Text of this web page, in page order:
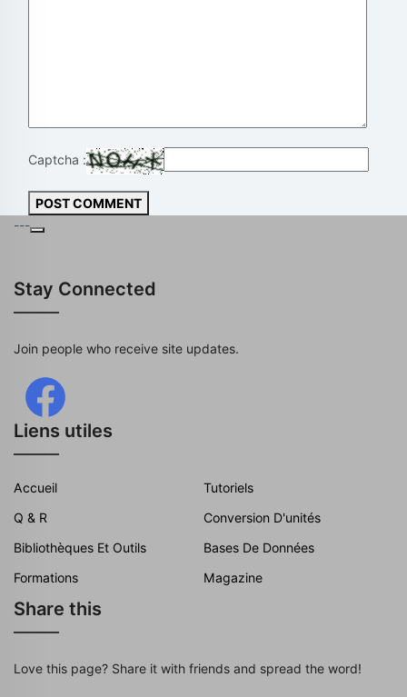
Captcha :
POST COMMENT
---
Stay Connected
Join people who receive site updates.
Liens utiles
Accueil
Tutoriels
Q & R
Conversion D'unités
Bibliothèques Et Outils
Bases De Données
Formations
Magazine
Share this
Love this page? Share it with friends and spread the word!